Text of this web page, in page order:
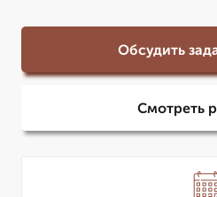
Обсудить
Смотреть